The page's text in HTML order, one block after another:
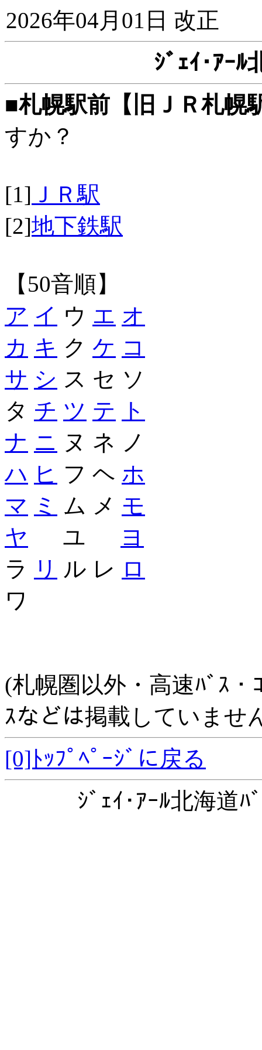
2026年04月01日 改正
ｼﾞｪｲ･ｱｰﾙ
■札幌駅前【旧ＪＲ札幌
すか？
[1] ＪＲ駅
[2]地下鉄駅
【50音順】
ア イ ウ エ オ
カ キ ク ケ コ
サ シ ス セ ソ
タ チ ツ テ
ト
ナ ニ ヌ ネ ノ
ハ ヒ フ ヘ ホ
マ ミ ム メ モ
ヤ ユ
ヨ
ラ
リ ル レ ロ
ワ
(札幌圏以外・高速ﾊﾞｽ・
ｽなどは掲載していませ
[0]ﾄｯﾌﾟﾍﾟｰｼﾞに戻る
ｼﾞｪｲ･ｱｰﾙ北海道